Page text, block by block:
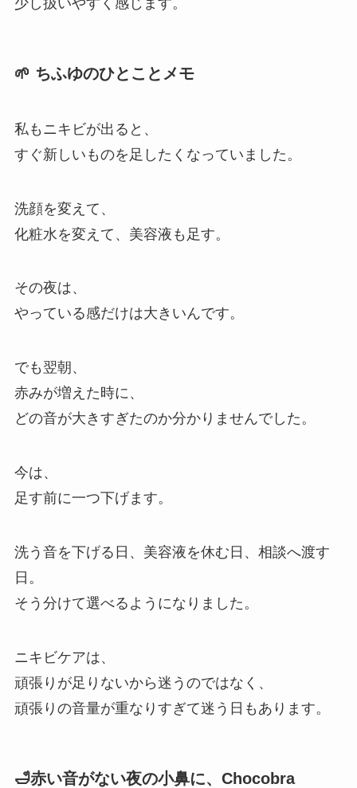
少し扱いやすく感じます。
🌱 ちふゆのひとことメモ
私もニキビが出ると、
すぐ新しいものを足したくなっていました。
洗顔を変えて、
化粧水を変えて、美容液も足す。
その夜は、
やっている感だけは大きいんです。
でも翌朝、
赤みが増えた時に、
どの音が大きすぎたのか分かりませんでした。
今は、
足す前に一つ下げます。
洗う音を下げる日、美容液を休む日、相談へ渡す
日。
そう分けて選べるようになりました。
ニキビケアは、
頑張りが足りないから迷うのではなく、
頑張りの音量が重なりすぎて迷う日もあります。
🛁赤い音がない夜の小鼻に、Chocobra